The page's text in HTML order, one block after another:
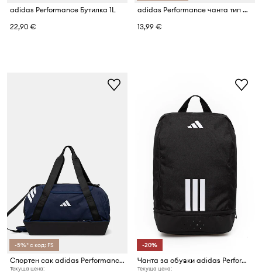
adidas Performance Бутилка 1L
22,90 €
adidas Performance чанта тип раница
13,99 €
-5%* с код: FS
Спортен сак adidas Performance Tiro
Текуща цена:
-20%
Чанта за обувки adidas Performance Tiro
Текуща цена: